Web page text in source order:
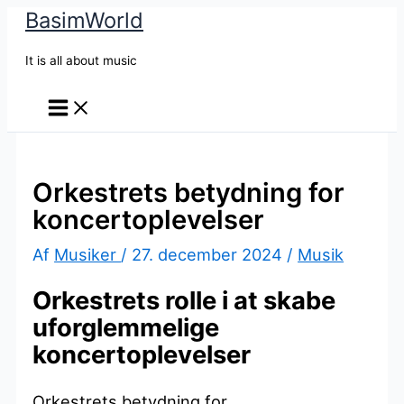
BasimWorld
It is all about music
Orkestrets betydning for
koncertoplevelser
Af Musiker / 27. december 2024 / Musik
Orkestrets rolle i at skabe
uforglemmelige
koncertoplevelser